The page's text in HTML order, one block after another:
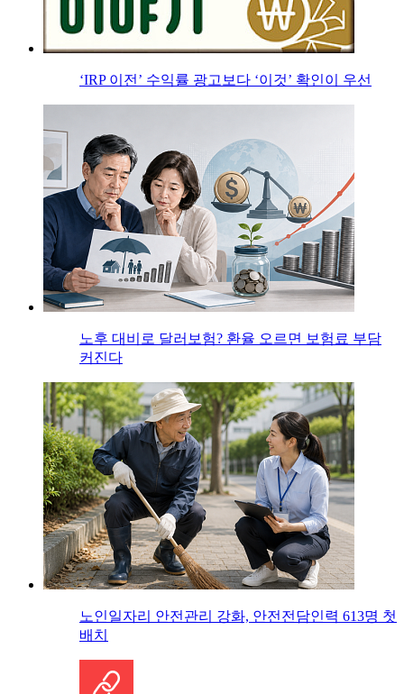
‘IRP 이전’ 수익률 광고보다 ‘이것’ 확인이 우선
노후 대비로 달러보험? 환율 오르면 보험료 부담
커진다
노인일자리 안전관리 강화, 안전전담인력 613명 첫
배치